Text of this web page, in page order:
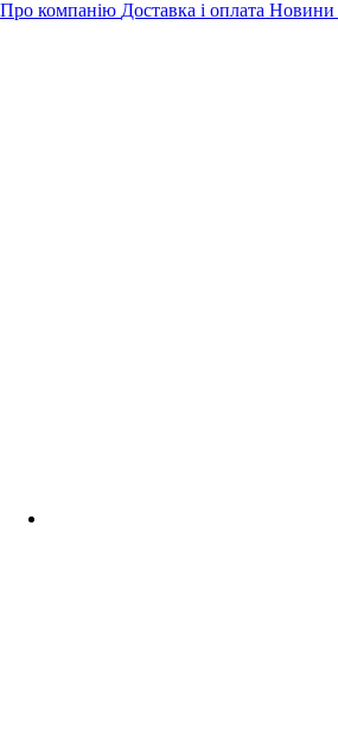
Про компанію Доставка і оплата Новини